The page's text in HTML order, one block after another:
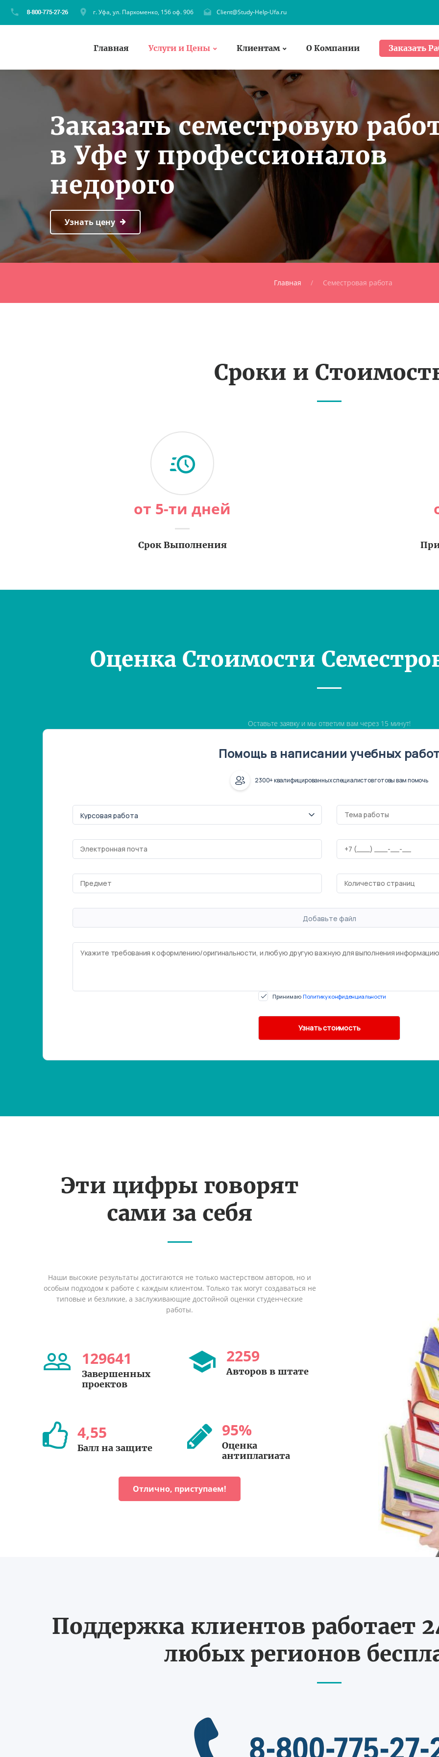
г. Уфа, ул. Пархоменко, 156 оф. 906 Client@Study-Help-Ufa.ru
Главная Услуги и Цены Клиентам О Компании Заказать
Заказать семестровую
в Уфе у профессионалов
недорого
Узнать цену
Главная Семестровая работа
Сроки и
от 5-ти дней
Срок Выполнения
Оценка Стоимости
Оставьте заявку и мы ответим вам через 15 минут!
Помощь в написании учебных
2300+ квалифицированных специалистов готовы вам помочь
Добавьте файл
Принимаю Политику конфиденциальности
Эти цифры говорят
сами за себя
Наши высокие результаты достигаются не только мастерством авторов, но и
особым подходом к работе с каждым клиентом. Только так могут создаваться не
типовые и безликие, а заслуживающие достойной оценки студенческие
работы.
129641
Завершенных
проектов
2259
Авторов в штате
4,55
Балл на защите
95%
Оценка
антиплагиата
Отлично, приступаем!
Поддержка клиентов работает
любых регионов